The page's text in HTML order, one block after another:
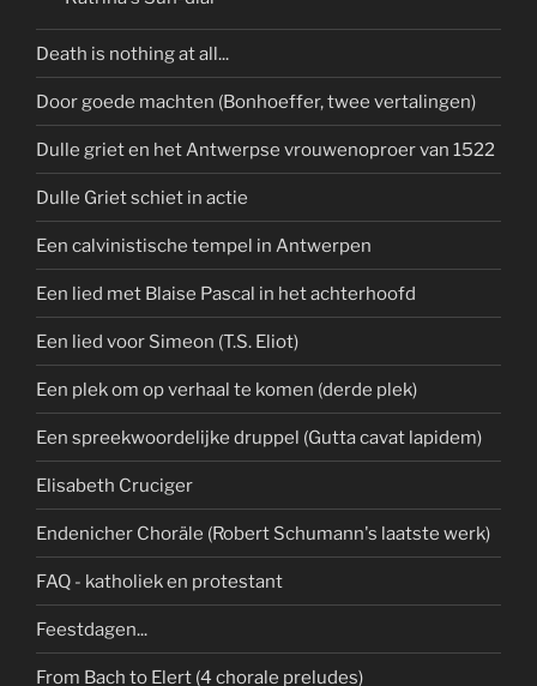
Death is nothing at all...
Door goede machten (Bonhoeffer, twee vertalingen)
Dulle griet en het Antwerpse vrouwenoproer van 1522
Dulle Griet schiet in actie
Een calvinistische tempel in Antwerpen
Een lied met Blaise Pascal in het achterhoofd
Een lied voor Simeon (T.S. Eliot)
Een plek om op verhaal te komen (derde plek)
Een spreekwoordelijke druppel (Gutta cavat lapidem)
Elisabeth Cruciger
Endenicher Choräle (Robert Schumann's laatste werk)
FAQ - katholiek en protestant
Feestdagen...
From Bach to Elert (4 chorale preludes)